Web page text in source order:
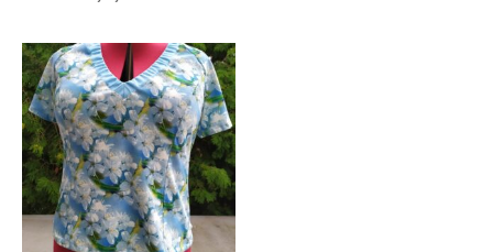
Sellel
tootel
on
mitu
varianti.
Valikuid
saab
teha